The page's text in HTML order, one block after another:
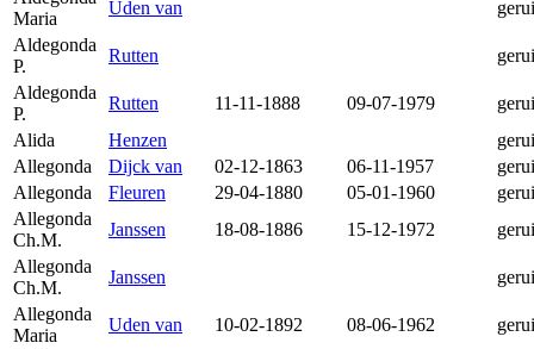
Maria
Uden van
Aldegonda
P.
Rutten
Aldegonda
P.
Rutten 11-11-1888 09-07-1979
Alida
Henzen
Allegonda
Dijck van 02-12-1863 06-11-1957
Allegonda
Fleuren 29-04-1880 05-01-1960
Allegonda
Ch.M.
Janssen 18-08-1886 15-12-1972
Allegonda
Ch.M.
Janssen
Allegonda
Maria
Uden van 10-02-1892 08-06-1962